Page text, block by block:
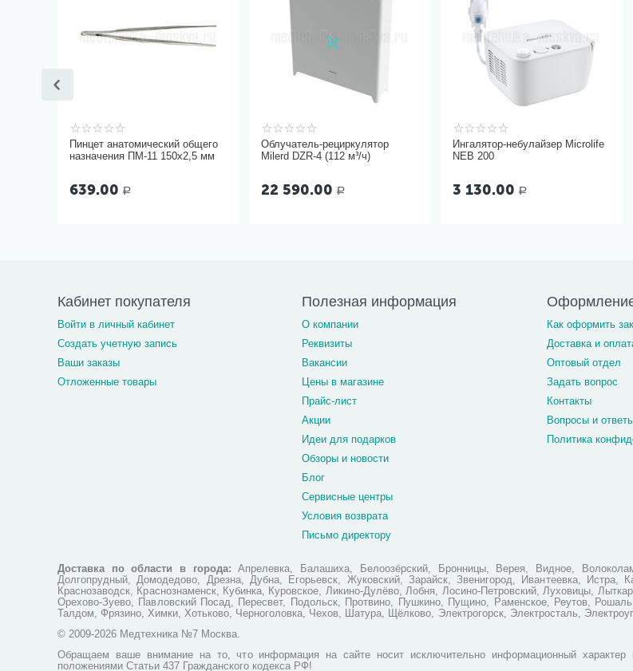
Пинцет анатомический общего
назначения ПМ-11 150х2,5 мм
639.00 Р
Облучатель-рециркулятор
Milerd DZR-4 (112 м³/ч)
22 590.00 Р
Ингалятор-небулайзер Microlife
NEB 200
3 130.00 Р
Кабинет покупателя
Войти в личный кабинет
Создать учетную запись
Ваши заказы
Отложенные товары
Полезная информация
О компании
Реквизиты
Вакансии
Цены в магазине
Прайс-лист
Акции
Идеи для подарков
Обзоры и новости
Блог
Сервисные центры
Условия возврата
Письмо директору
Как оформить
Доставка и
Оптовый отдел
Задать вопрос
Контакты
Вопросы и
Политика
Доставка по области в города: Апрелевка, Балашиха, Белоозёрский, Бронницы, Верея, Видное,
Долгопрудный, Домодедово, Дрезна, Дубна, Егорьевск, Жуковский, Зарайск, Звенигород, Ивантеевка, Истра,
Краснозаводск, Краснознаменск, Кубинка, Куровское, Ликино-Дулёво, Лобня, Лосино-Петровский, Луховицы,
Орехово-Зуево, Павловский Посад, Пересвет, Подольск, Протвино, Пушкино, Пущино, Раменское, Реутов,
Талдом, Фрязино, Химки, Хотьково, Черноголовка, Чехов, Шатура, Щёлково, Электрогорск, Электросталь,
© 2009-2026 Медтехника №7 Москва.
Обращаем ваше внимание на то, что информация на сайте носит исключительно информационный
положениями Статьи 437 Гражданского кодекса РФ!